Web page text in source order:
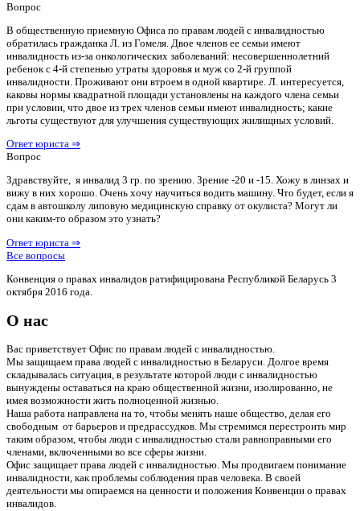
Вопрос
В общественную приемную Офиса по правам людей с инвалидностью
обратилась гражданка Л. из Гомеля. Двое членов ее семьи имеют
инвалидность из-за онкологических заболеваний: несовершеннолетний
ребенок с 4-й степенью утраты здоровья и муж со 2-й группой
инвалидности. Проживают они втроем в одной квартире. Л. интересуется,
каковы нормы квадратной площади установлены на каждого члена семьи
при условии, что двое из трех членов семьи имеют инвалидность; какие
льготы существуют для улучшения существующих жилищных условий.
Ответ юриста ⇒
Вопрос
Здравствуйте, я инвалид 3 гр. по зрению. Зрение -20 и -15. Хожу в линзах и
вижу в них хорошо. Очень хочу научиться водить машину. Что будет, если я
сдам в автошколу липовую медицинскую справку от окулиста? Могут ли
они каким-то образом это узнать?
Ответ юриста ⇒
Все вопросы
Конвенция о правах инвалидов ратифицирована Республикой Беларусь 3
октября 2016 года.
О нас
Вас приветствует Офис по правам людей с инвалидностью.
Мы защищаем права людей с инвалидностью в Беларуси. Долгое время
складывалась ситуация, в результате которой люди с инвалидностью
вынуждены оставаться на краю общественной жизни, изолированно, не
имея возможности жить полноценной жизнью.
Наша работа направлена на то, чтобы менять наше общество, делая его
свободным от барьеров и предрассудков. Мы стремимся перестроить мир
таким образом, чтобы люди с инвалидностью стали равноправными его
членами, включенными во все сферы жизни.
Офис защищает права людей с инвалидностью. Мы продвигаем понимание
инвалидности, как проблемы соблюдения прав человека. В своей
деятельности мы опираемся на ценности и положения Конвенции о правах
инвалидов.